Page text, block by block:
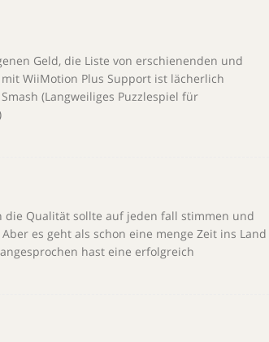
Geld, die Liste von erschienenden und
WiiMotion Plus Support ist lächerlich
(Langweiliges Puzzlespiel für
die Qualität sollte auf jeden fall stimmen und
es geht als schon eine menge Zeit ins Land
hast eine erfolgreich